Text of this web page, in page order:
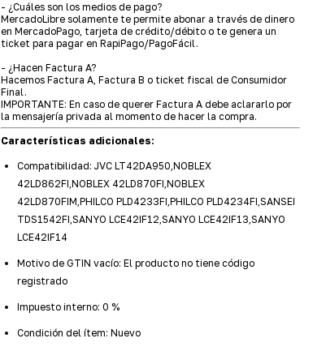
- ¿Cuáles son los medios de pago?
MercadoLibre solamente te permite abonar a través de dinero
en MercadoPago, tarjeta de crédito/débito o te genera un
ticket para pagar en RapiPago/PagoFácil.
- ¿Hacen Factura A?
Hacemos Factura A, Factura B o ticket fiscal de Consumidor
Final.
IMPORTANTE: En caso de querer Factura A debe aclararlo por
la mensajería privada al momento de hacer la compra.
Características adicionales:
Compatibilidad: JVC LT42DA950,NOBLEX
42LD862FI,NOBLEX 42LD870FI,NOBLEX
42LD870FIM,PHILCO PLD4233FI,PHILCO PLD4234FI,SANSEI
TDS1542FI,SANYO LCE42IF12,SANYO LCE42IF13,SANYO
LCE42IF14
Motivo de GTIN vacío: El producto no tiene código
registrado
Impuesto interno: 0 %
Condición del ítem: Nuevo